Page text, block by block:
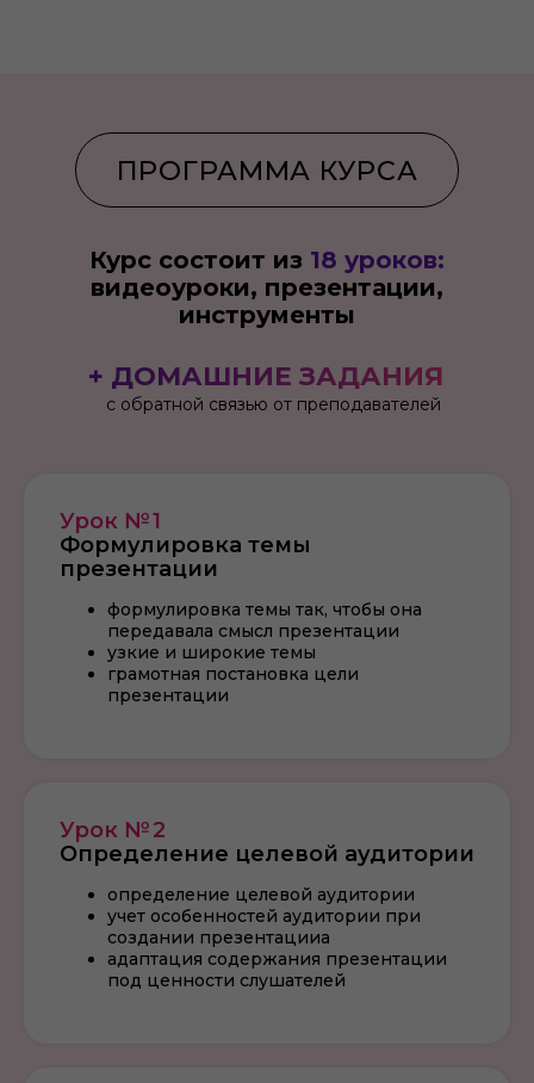
Курс состоит из 18 уроков:
видеоуроки, презентации,
инструменты
с обратной связью от преподавателей
+ ДОМАШНИЕ ЗАДАНИЯ
Урок № 1
Формулировка темы
презентации
формулировка темы так, чтобы она
передавала смысл презентации
узкие и широкие темы
грамотная постановка цели
презентации
Урок № 2
Определение целевой аудитории
определение целевой аудитории
учет особенностей аудитории при
создании презентацииа
адаптация содержания презентации
под ценности слушателей